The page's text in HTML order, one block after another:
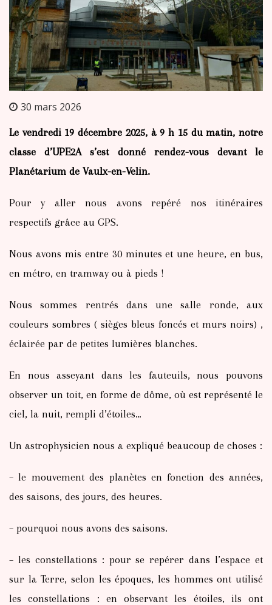
30 mars 2026
Le vendredi 19 décembre 2025, à 9 h 15 du matin, notre
classe d’UPE2A s’est donné rendez-vous devant le
Planétarium de Vaulx-en-Velin.
Pour y aller nous avons repéré nos itinéraires
respectifs grâce au GPS.
Nous avons mis entre 30 minutes et une heure, en bus,
en métro, en tramway ou à pieds !
Nous sommes rentrés dans une salle ronde, aux
couleurs sombres ( sièges bleus foncés et murs noirs) ,
éclairée par de petites lumières blanches.
En nous asseyant dans les fauteuils, nous pouvons
observer un toit, en forme de dôme, où est représenté le
ciel, la nuit, rempli d’étoiles…
Un astrophysicien nous a expliqué beaucoup de choses :
– le mouvement des planètes en fonction des années,
des saisons, des jours, des heures.
– pourquoi nous avons des saisons.
– les constellations : pour se repérer dans l’espace et
sur la Terre, selon les époques, les hommes ont utilisé
les constellations : en observant les étoiles, ils ont